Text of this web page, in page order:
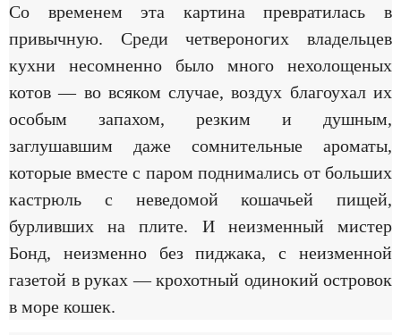
Со временем эта картина превратилась в
привычную. Среди четвероногих владельцев
кухни несомненно было много нехолощеных
котов — во всяком случае, воздух благоухал их
особым запахом, резким и душным,
заглушавшим даже сомнительные ароматы,
которые вместе с паром поднимались от больших
кастрюль с неведомой кошачьей пищей,
бурливших на плите. И неизменный мистер
Бонд, неизменно без пиджака, с неизменной
газетой в руках — крохотный одинокий островок
в море кошек.